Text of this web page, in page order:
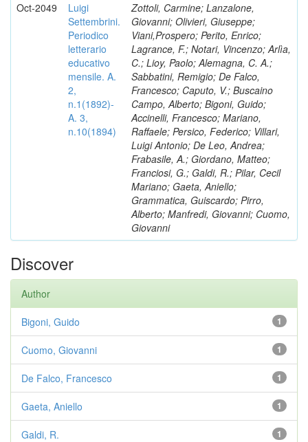
Oct-2049
Luigi
Settembrini.
Periodico
letterario
educativo
mensile. A.
2,
n.1(1892)-
A. 3,
n.10(1894)
Zottoli, Carmine; Lanzalone,
Giovanni; Olivieri, Giuseppe;
Viani,Prospero; Perito, Enrico;
Lagrance, F.; Notari, Vincenzo; Arlìa,
C.; Lioy, Paolo; Alemagna, C. A.;
Sabbatini, Remigio; De Falco,
Francesco; Caputo, V.; Buscaino
Campo, Alberto; Bigoni, Guido;
Accinelli, Francesco; Mariano,
Raffaele; Persico, Federico; Villari,
Luigi Antonio; De Leo, Andrea;
Frabasile, A.; Giordano, Matteo;
Franciosi, G.; Galdi, R.; Pilar, Cecil
Mariano; Gaeta, Aniello;
Grammatica, Guiscardo; Pirro,
Alberto; Manfredi, Giovanni; Cuomo,
Giovanni
Discover
Author
1
Bigoni, Guido
1
Cuomo, Giovanni
1
De Falco, Francesco
1
Gaeta, Aniello
1
Galdi, R.